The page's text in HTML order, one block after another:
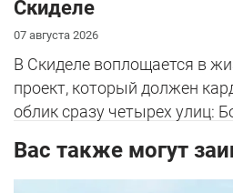
Скиделе
07 августа 2026
В Скиделе воплощается в
проект, который должен
облик сразу четырех улиц:
Вас также могут